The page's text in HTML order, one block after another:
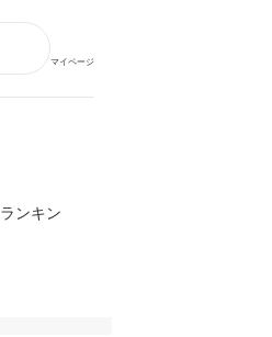
マイページ
ンキン